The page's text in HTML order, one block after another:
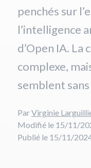
penchés sur
l’intelligence
d’Open IA.
complexe,
semblent
ParVirginie
Modifié le 15/11/
Publié le 15/11/